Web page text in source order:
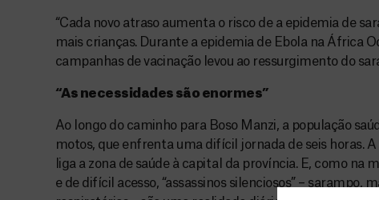
“Cada novo atraso aumenta o risco de a epidemia de
mais crianças. Durante a epidemia de Ebola na África
campanhas de vacinação levou ao ressurgimento do
“As necessidades são enormes”
Ao longo do caminho para Boso Manzi, a população
motos, que enfrenta uma difícil jornada de seis horas.
liga a zona de saúde à capital da província. E, como na
e de difícil acesso, “assassinos silenciosos” – sarampo,